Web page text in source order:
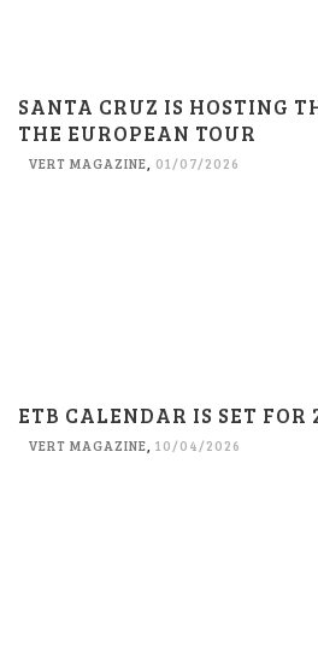
SANTA CRUZ IS HOSTING
THE EUROPEAN TOUR
VERT MAGAZINE, 01/07/2026
ETB CALENDAR IS SET FOR
VERT MAGAZINE, 10/04/2026